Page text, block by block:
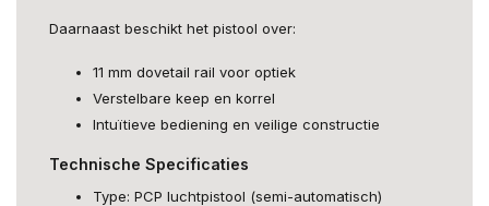
Daarnaast beschikt het pistool over:
11 mm dovetail rail voor optiek
Verstelbare keep en korrel
Intuïtieve bediening en veilige constructie
Technische Specificaties
Type: PCP luchtpistool (semi-automatisch)